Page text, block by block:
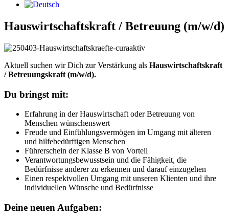
Hauswirtschaftskraft / Betreuung (m/w/d)
Aktuell suchen wir Dich zur Verstärkung als Hauswirtschaftskraft
/ Betreuungskraft (m/w/d).
Du bringst mit:
Erfahrung in der Hauswirtschaft oder Betreuung von
Menschen wünschenswert
Freude und Einfühlungsvermögen im Umgang mit älteren
und hilfebedürftigen Menschen
Führerschein der Klasse B von Vorteil
Verantwortungsbewusstsein und die Fähigkeit, die
Bedürfnisse anderer zu erkennen und darauf einzugehen
Einen respektvollen Umgang mit unseren Klienten und ihre
individuellen Wünsche und Bedürfnisse
Deine neuen Aufgaben: